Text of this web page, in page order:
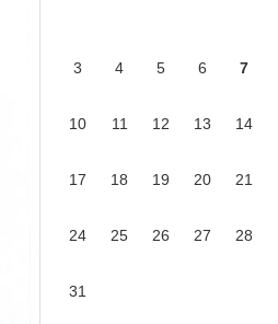
3 4 5 6 7
10 11 12 13 14
17 18 19 20 21
24 25 26 27 28
31